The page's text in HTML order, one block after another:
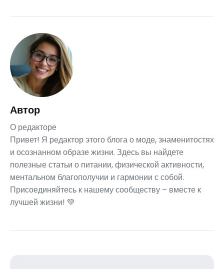
Автор
О редакторе
Привет! Я редактор этого блога о моде, знаменитостях
и осознанном образе жизни. Здесь вы найдете
полезные статьи о питании, физической активности,
ментальном благополучии и гармонии с собой.
Присоединяйтесь к нашему сообществу – вместе к
лучшей жизни! 💚